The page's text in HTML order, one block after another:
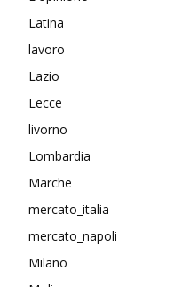
Latina
lavoro
Lazio
Lecce
livorno
Lombardia
Marche
mercato_italia
mercato_napoli
Milano